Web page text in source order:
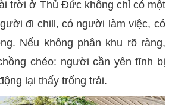
trời ở Thủ Đức không chỉ có một
đi chill, có người làm việc, có
Nếu không phân khu rõ ràng,
chéo: người cần yên tĩnh bị
lại thấy trống trải.